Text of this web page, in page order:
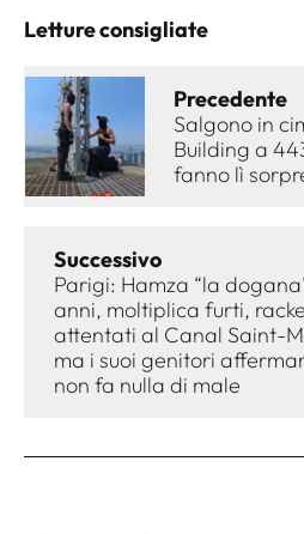
Letture consigliate
Precedente
Salgono in
Building a
fanno lì
Successivo
Parigi: Hamza “la
anni, moltiplica furti,
attentati al Canal Saint-
ma i suoi genitori
non fa nulla di male